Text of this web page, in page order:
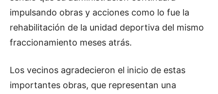
impulsando obras y acciones como lo fue la
rehabilitación de la unidad deportiva del mismo
fraccionamiento meses atrás.
Los vecinos agradecieron el inicio de estas
importantes obras, que representan una